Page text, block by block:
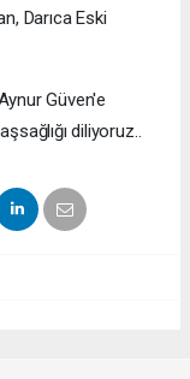
Darıca Eski
Güven'e
diliyoruz..